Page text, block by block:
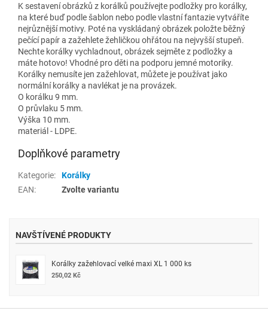
K sestavení obrázků z korálků používejte podložky pro korálky,
na které buď podle šablon nebo podle vlastní fantazie vytváříte
nejrůznější motivy. Poté na vyskládaný obrázek položte běžný
pečící papír a zažehlete žehličkou ohřátou na nejvyšší stupeň.
Nechte korálky vychladnout, obrázek sejměte z podložky a
máte hotovo! Vhodné pro děti na podporu jemné motoriky.
Korálky nemusíte jen zažehlovat, můžete je používat jako
normální korálky a navlékat je na provázek.
O korálku 9 mm.
O průvlaku 5 mm.
Výška 10 mm.
materiál - LDPE.
Doplňkové parametry
Kategorie:
Korálky
EAN: Zvolte variantu
NAVŠTÍVENÉ PRODUKTY
Korálky zažehlovací velké maxi XL 1 000 ks
250,02 Kč